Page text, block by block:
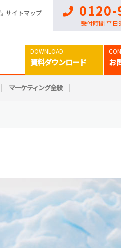
サイトマップ
受付時間 平
資料ダウンロード お
マーケティング全般